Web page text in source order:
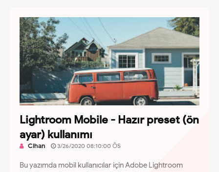
Lightroom Mobile - Hazır preset (ön
ayar) kullanımı
Cihan 3/26/2020 08:10:00 ÖS
Bu yazımda mobil kullanıcılar için Adobe Lightroom